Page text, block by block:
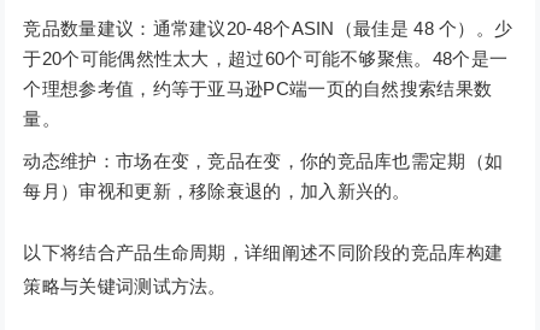
竞品数量建议：通常建议20-48个ASIN（最佳是 48 个）。少
于20个可能偶然性太大，超过60个可能不够聚焦。48个是一
个理想参考值，约等于亚马逊PC端一页的自然搜索结果数
量。
动态维护：市场在变，竞品在变，你的竞品库也需定期（如
每月）审视和更新，移除衰退的，加入新兴的。
以下将结合产品生命周期，详细阐述不同阶段的竞品库构建
策略与关键词测试方法。